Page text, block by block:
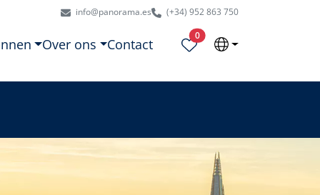
info@panorama.es (+34) 952 863 750
Over ons Contact
0Geselecteerde eigendommen